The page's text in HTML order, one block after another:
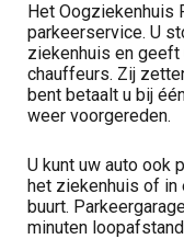
Het Oogziekenhuis
parkeerservice. U
ziekenhuis en geeft
chauffeurs. Zij
bent betaalt u bij
weer voorgereden.
U kunt uw auto ook
het ziekenhuis of in
buurt.
minuten